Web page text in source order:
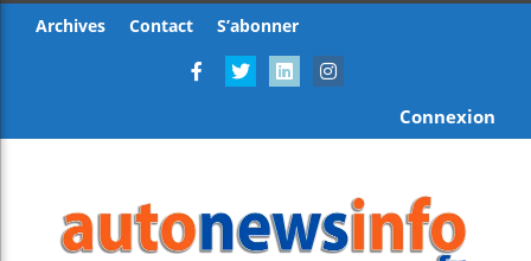
Archives Contact S’abonner
Connexion